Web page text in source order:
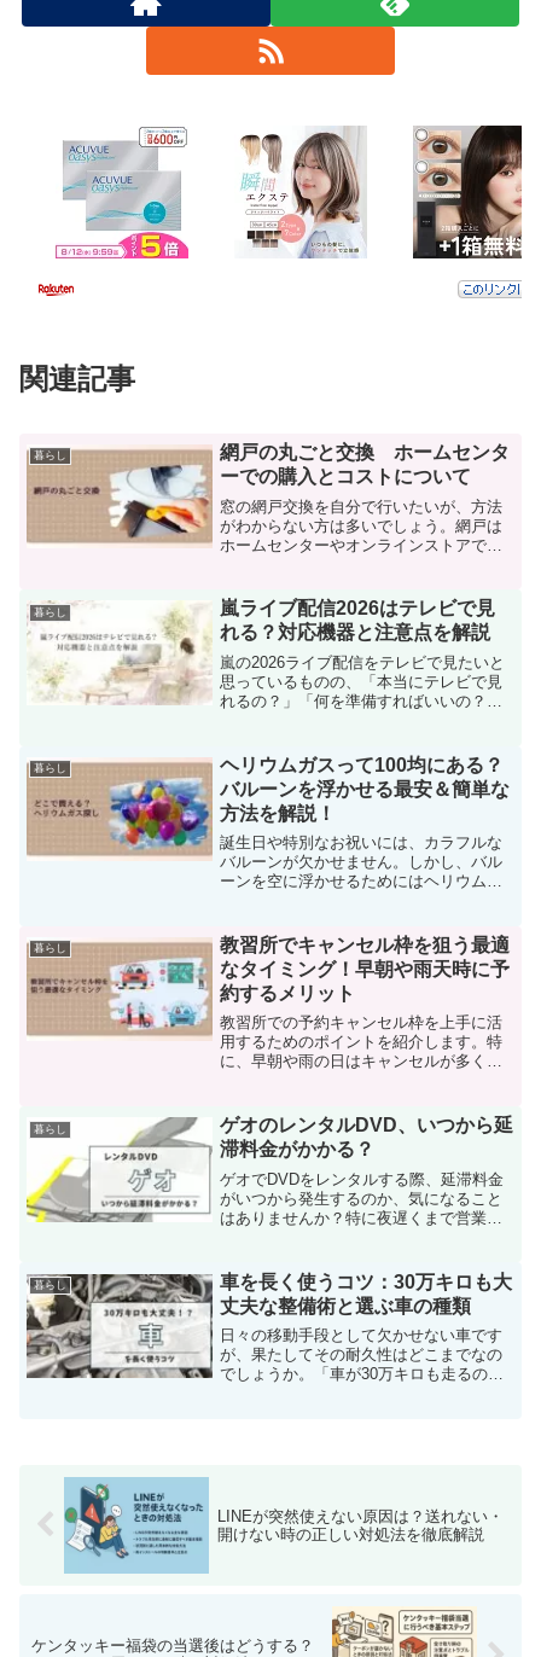
関連記事
暮らし
網戸の丸ごと交換 ホームセンタ
ーでの購入とコストについて
窓の網戸交換を自分で行いたいが、方法
がわからない方は多いでしょう。網戸は
ホームセンターやオンラインストアで購
事では、網戸の自己交換方法や、ホーム
センターでの購入ポイント、専門業者に
依頼した場合の費用比較を紹介していま
す。正しいサイズの測り方から適切な網
戸の選び方、交換後の古い網戸の処分方
法まで、網戸交換に関する貴重な情報が
暮らし
嵐ライブ配信2026はテレビで見
れる？対応機器と注意点を解説
嵐の2026ライブ配信をテレビで見たいと
思っているものの、「本当にテレビで見
れるの？」「何を準備すればいいの？」
画視聴とは違い、配信サイトごとに対応
機器や接続方法が異な...
暮らし
ヘリウムガスって100均にある？
バルーンを浮かせる最安＆簡単な
方法を解説！
誕生日や特別なお祝いには、カラフルな
バルーンが欠かせません。しかし、バル
ーンを空に浮かせるためにはヘリウムガ
れる方法を紹介します。ダイソーやトイ
ザらス、ドン・キホーテ、東急ハンズな
ど、さまざまな場所で購入可能ですが、
経済的にお得な選択肢も解説していま
す。バルーンを使った装飾を計画してい
るなら、この情報は必見です。
暮らし
教習所でキャンセル枠を狙う最適
なタイミング！早朝や雨天時に予
約するメリット
教習所での予約キャンセル枠を上手に活
用するためのポイントを紹介します。特
に、早朝や雨の日はキャンセルが多くな
ャンセル枠を効果的に捕まえる方法と、
その最適なタイミングにつ...
暮らし
ゲオのレンタルDVD、いつから延
滞料金がかかる？
ゲオでDVDをレンタルする際、延滞料金
がいつから発生するのか、気になること
はありませんか？特に夜遅くまで営業す
よね。日付が変わると同時に料金が発生
するのか、それとも営業...
暮らし
車を長く使うコツ：30万キロも大
丈夫な整備術と選ぶ車の種類
日々の移動手段として欠かせない車です
が、果たしてその耐久性はどこまでなの
でしょうか。「車が30万キロも走るの
LINEが突然使えない原因は？送れない・
開けない時の正しい対処法を徹底解説
ケンタッキー福袋の当選後はどうする？